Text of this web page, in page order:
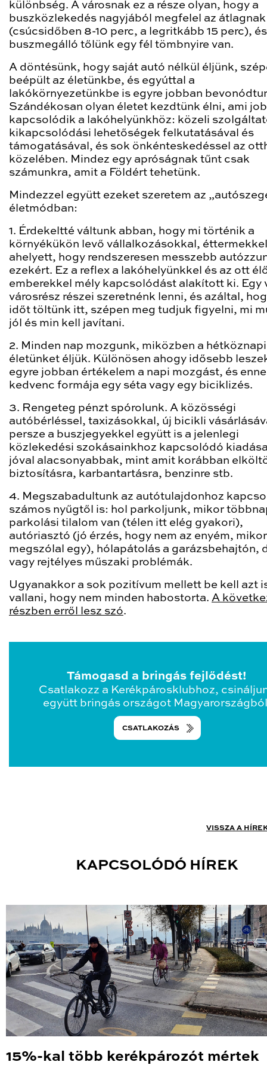
különbség. A városnak ez a része olyan, hogy a
buszközlekedés nagyjából megfelel az átlagnak
(csúcsidőben 8-10 perc, a legritkább 15 perc),
buszmegálló tőlünk egy fél tömbnyire van.
A döntésünk, hogy saját autó nélkül éljünk,
beépült az életünkbe, és egyúttal a
lakókörnyezetünkbe is egyre jobban
Szándékosan olyan életet kezdtünk élni, ami
kapcsolódik a lakóhelyünkhöz: közeli
kikapcsolódási lehetőségek felkutatásával és
támogatásával, és sok önkénteskedéssel az
közelében. Mindez egy apróságnak tűnt csak
számunkra, amit a Földért tehetünk.
Mindezzel együtt ezeket szeretem az
életmódban:
1. Érdekeltté váltunk abban, hogy mi történik a
környékükön levő vállalkozásokkal,
ahelyett, hogy rendszeresen messzebb
ezekért. Ez a reflex a lakóhelyünkkel és az ott
emberekkel mély kapcsolódást alakított ki. Egy
városrész részei szeretnénk lenni, és azáltal,
időt töltünk itt, szépen meg tudjuk figyelni, mi
jól és min kell javítani.
2. Minden nap mozgunk, miközben a hétköznapi
életünket éljük. Különösen ahogy idősebb
egyre jobban értékelem a napi mozgást, és
kedvenc formája egy séta vagy egy biciklizés.
3. Rengeteg pénzt spórolunk. A közösségi
autóbérléssel, taxizásokkal, új bicikli
persze a buszjegyekkel együtt is a jelenlegi
közlekedési szokásainkhoz kapcsolódó
jóval alacsonyabbak, mint amit korábban
biztosításra, karbantartásra, benzinre stb.
4. Megszabadultunk az autótulajdonhoz
számos nyűgtől is: hol parkoljunk, mikor
parkolási tilalom van (télen itt elég gyakori),
autóriasztó (jó érzés, hogy nem az enyém, mikor
megszólal egy), hólapátolás a garázsbehajtón,
vagy rejtélyes műszaki problémák.
Ugyanakkor a sok pozitívum mellett be kell azt
vallani, hogy nem minden habostorta. A
részben erről lesz szó.
Támogasd a bringás fejlődést!
Csatlakozz a Kerékpárosklubhoz,
együtt bringás országot
CSATLAKOZÁS
VISSZA A
KAPCSOLÓDÓ HÍREK
15%-kal több kerékpározót mértek